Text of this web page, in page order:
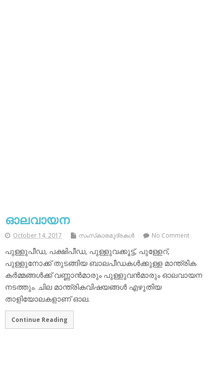
ഓലവായന
October 14, 2017 സംസ്‌കാരമുദ്രകള്‍ No Comment
പുള്ളുപീഡ, പക്ഷിപീഡ, പുള്ളുവക്കൂട്ട്, പുള്ളേറ്,
പുള്ളുനോക്ക് തുടങ്ങിയ ബാലപീഡകള്‍ക്കുള്ള മാന്ത്രിക
കര്‍മ്മങ്ങള്‍ക്ക് വണ്ണാന്‍മാരും പുള്ളുവന്‍മാരും ഓലവായന
നടത്തും. ചില മാന്ത്രികവിഷയങ്ങള്‍ എഴുതിയ
താളിയോലകളാണ് ഓല.
Continue Reading